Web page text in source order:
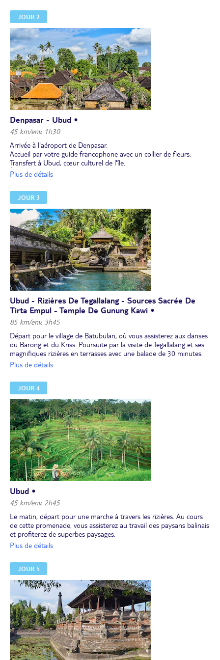
pas décalés, ni remboursés.
Envol à destination de Denpasar (avec escale).
Repas et nuit à bord.
JOUR 2
Denpasar - Ubud •
45 km/env. 1h30
Arrivée à l'aéroport de Denpasar.
Accueil par votre guide francophone avec un collier de fleurs.
Transfert à Ubud, cœur culturel de l'île.
À votre arrivée, verre de bienvenue. Installation pour 3 nuits à
Déjeuner et après-midi libres. Dîner.
Nuit à l'hôtel.
Plus de détails
JOUR 3
Ubud - Rizières De Tegallalang - Sources Sacrée De
Tirta Empul - Temple De Gunung Kawi •
85 km/env. 3h45
Départ pour le village de Batubulan, où vous assisterez aux danses
du Barong et du Kriss. Poursuite par la visite de Tegallalang et ses
magnifiques rizières en terrasses avec une balade de 30 minutes.
Déjeuner.
où coule une eau miraculeuse dans laquelle les Balinais viennent se
purifier. Vous découvrirez ensuite le site de Gunung Kawi, la
"montagne des poètes". Ce lieu magnifique abrite dix tombeaux
royaux du 11e siècle, sculptés dans les parois d'un canyon auquel
on accède par un escalier ayant pour décor une végétation
luxuriante. Retour vers Ubud et visite du musée Agung Rai, dédié à
l’art balinais et indonésien dont les œuvres sont réparties dans
plusieurs pavillons traditionnels au milieu de jardins tropicaux .
Dîner et nuit à l'hôtel.
Plus de détails
JOUR 4
Ubud •
45 km/env. 2h45
Le matin, départ pour une marche à travers les rizières. Au cours
de cette promenade, vous assisterez au travail des paysans balinais
et profiterez de superbes paysages.
Déjeuner dans un restaurant local.
rythme avec ses galeries d'art, son marché local et sa forêt des
singes, ou vous reposer au bord de la piscine de votre hôtel.
Dîner et nuit à l'hôtel.
Plus de détails
JOUR 5